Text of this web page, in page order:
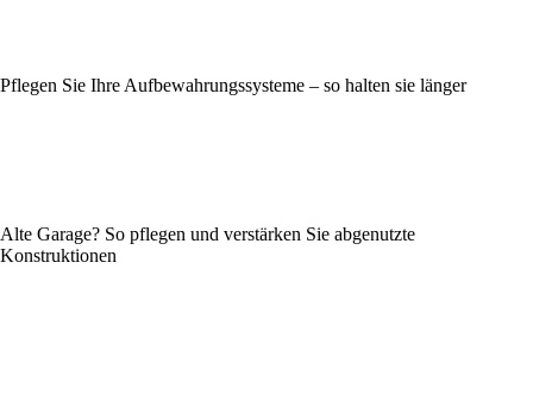
Pflegen Sie Ihre Aufbewahrungssysteme – so halten sie länger
Alte Garage? So pflegen und verstärken Sie abgenutzte
Konstruktionen